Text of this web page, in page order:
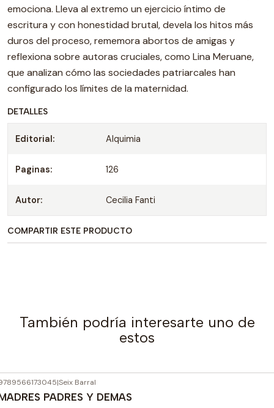
emociona. Lleva al extremo un ejercicio íntimo de
escritura y con honestidad brutal, devela los hitos más
duros del proceso, rememora abortos de amigas y
reflexiona sobre autoras cruciales, como Lina Meruane,
que analizan cómo las sociedades patriarcales han
configurado los límites de la maternidad.
DETALLES
Editorial: Alquimia
Paginas: 126
Autor: Cecilia Fanti
COMPARTIR ESTE PRODUCTO
También podría interesarte uno de
estos
|Seix Barral
PADRES Y DEMAS